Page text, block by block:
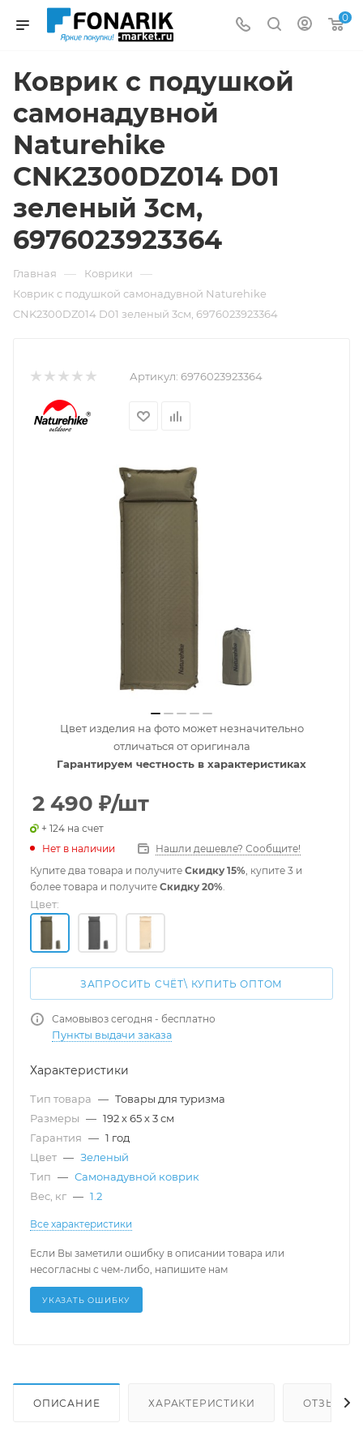
0
Коврик c подушкой
самонадувной
Naturehike
CNK2300DZ014 D01
зеленый 3см,
6976023923364
Главная — Коврики —
Коврик c подушкой самонадувной Naturehike
CNK2300DZ014 D01 зеленый 3см, 6976023923364
Артикул: 6976023923364
Цвет изделия на фото может незначительно
отличаться от оригинала
Гарантируем честность в характеристиках
2 490 ₽/шт
+ 124 на счет
Нет в наличии
Нашли дешевле? Сообщите!
Купите два товара и получите Скидку 15%, купите 3 и
более товара и получите Скидку 20%.
Цвет:
ЗАПРОСИТЬ СЧЁТ\ КУПИТЬ ОПТОМ
Самовывоз сегодня - бесплатно
Пункты выдачи заказа
Характеристики
Тип товара — Товары для туризма
Размеры — 192 х 65 х 3 см
Гарантия — 1 год
Цвет — Зеленый
Тип — Самонадувной коврик
Вес, кг — 1.2
Все характеристики
Если Вы заметили ошибку в описании товара или
несогласны с чем-либо, напишите нам
УКАЗАТЬ ОШИБКУ
ОПИСАНИЕ ХАРАКТЕРИСТИКИ ОТЗЫВЫ